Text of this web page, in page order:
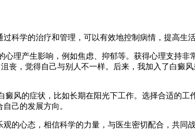
科学的治疗和管理，可以有效地控制病情，提高生
心理产生影响，例如焦虑、抑郁等。获得心理支持
丧，觉得自己与别人不一样。后来，我加入了白癜
癜风的症状，比如长期在阳光下工作。选择合适的
己的发展方向。
的心态，相信科学的力量，与医生密切配合，共同